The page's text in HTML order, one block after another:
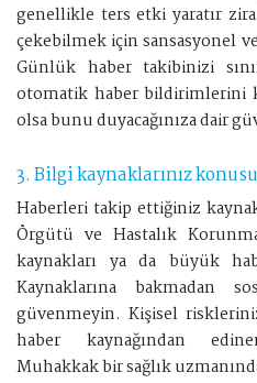
genellikle ters etki yaratır
çekebilmek için sansasyonel
Günlük haber takibinizi
otomatik haber bildirimlerini
olsa bunu duyacağınıza dair
3. Bilgi kaynaklarınız
Haberleri takip ettiğiniz
Örgütü ve Hastalık
kaynakları ya da büyük
Kaynaklarına bakmadan
güvenmeyin. Kişisel
haber kaynağından
Muhakkak bir sağlık